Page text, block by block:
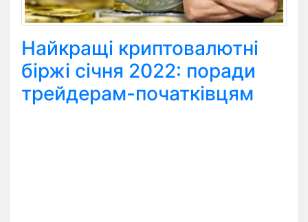
Найкращі криптовалютні
біржі січня 2022: поради
трейдерам-початківцям